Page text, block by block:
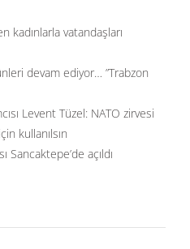
kadınlarla vatandaşları
devam ediyor… ”Trabzon
Levent Tüzel: NATO zirvesi
kullanılsın
Sancaktepe’de açıldı